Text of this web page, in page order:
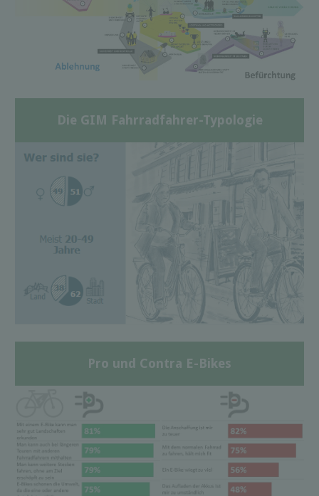
Die GIM Fahrradfahrer-Typologie
Pro und Contra E-Bikes